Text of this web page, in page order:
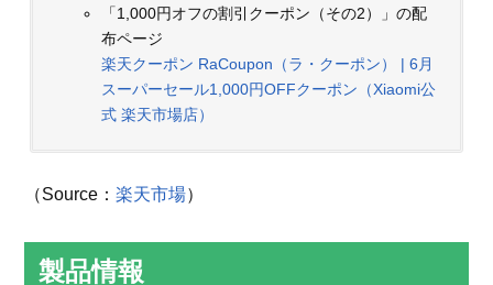
「1,000円オフの割引クーポン（その2）」の配
布ページ
楽天クーポン RaCoupon（ラ・クーポン） | 6月
スーパーセール1,000円OFFクーポン（Xiaomi公
式 楽天市場店）
（Source：楽天市場）
製品情報